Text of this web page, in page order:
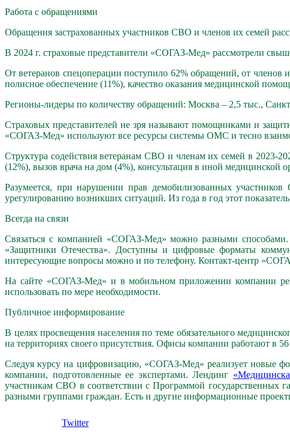
Работа с обращениями
Обращения застрахованных участников СВО и членов их семей
В 2024 г. страховые представители «СОГАЗ-Мед» рассмотрели
От ветеранов спецоперации поступило 62% обращений, от
полисное обеспечение (11%), качество оказания медицинской
Регионы-лидеры по количеству обращений: Москва – 2,5 тыс.,
Страховых представителей не зря называют помощниками и
«СОГАЗ-Мед» используют все ресурсы системы ОМС и тесно
Структура содействия ветеранам СВО и членам их семей в 2023-
(12%), вызов врача на дом (4%), консультация в иной медицинской
Разумеется, при нарушении прав демобилизованных
урегулированию возникших ситуаций. Из года в год этот показатель
Всегда на связи
Связаться с компанией «СОГАЗ-Мед» можно разными
«Защитники Отечества». Доступны и цифровые форматы
интересующие вопросы можно и по телефону. Контакт-центр
На сайте «СОГАЗ-Мед» и в мобильном приложении компании
использовать по мере необходимости.
Публичное информирование
В целях просвещения населения по теме обязательного
на территориях своего присутствия. Офисы компании работают в
Следуя курсу на цифровизацию, «СОГАЗ-Мед» реализует новые
компании, подготовленные ее экспертами. Лендинг
участникам СВО в соответствии с Программой государственных
разными группами граждан. Есть и другие информационные
Twitter